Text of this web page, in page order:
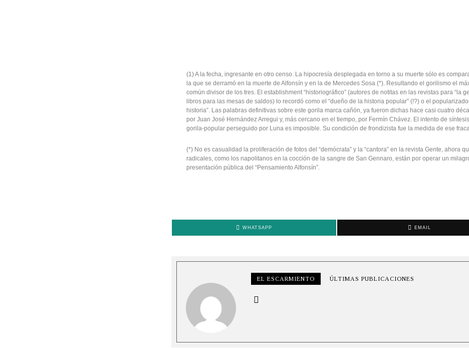
(1) A la fecha, ingresante en otro censo. La hipocresía desplegada en torno a su muerte sólo es
la que se derramó en la muerte de Alfonsín y en la de Mercedes Sosa (*). Resultando el gorilismo el
común divisor de los tres. El establishment “historiográfico” (autores de notitas en las revistas para “la
libros para las mesas de saldos) lo recordó como el “dueño de la historia popular” (!?) o el
historia”. Las palabras definitivas sobre este gorila marca cañón, ya fueron dichas hace casi cuatro
por Juan José Hernández Arregui y, más cercano en el tiempo, por Fermín Chávez. El intento de síntesis
gorila-popular perseguido por Luna es imposible. Su condición de frondizista fue la medida de ese
(*) No es casualidad la proliferación de fotos del “demócrata” y la “cantora” en la revista Gente, ahora
radicales, como los napolitanos en la cocción de la sangre de San Gennaro, están por operar un
presentación pública del “Pensamiento Alfonsín”.
WHATSAPP EMAIL
EL ESCARMIENTO ÚLTIMAS PUBLICACIONES